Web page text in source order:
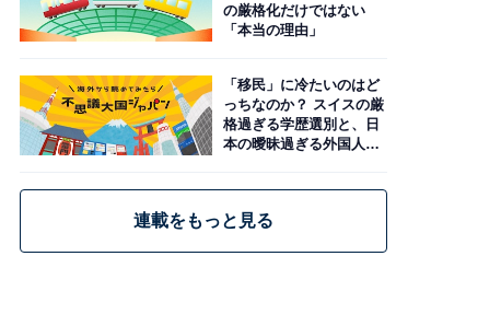
の厳格化だけではない
「本当の理由」
「移民」に冷たいのはど
っちなのか？ スイスの厳
格過ぎる学歴選別と、日
本の曖昧過ぎる外国人政
連載をもっと見る